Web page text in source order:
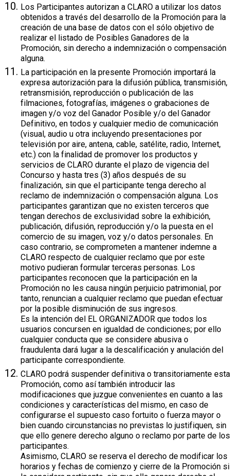
Los Participantes autorizan a CLARO a utilizar los datos
obtenidos a través del desarrollo de la Promoción para la
creación de una base de datos con el sólo objetivo de
realizar el listado de Posibles Ganadores de la
Promoción, sin derecho a indemnización o compensación
alguna.
La participación en la presente Promoción importará la
expresa autorización para la difusión pública, transmisión,
retransmisión, reproducción o publicación de las
filmaciones, fotografías, imágenes o grabaciones de
imagen y/o voz del Ganador Posible y/o del Ganador
Definitivo, en todos y cualquier medio de comunicación
(visual, audio u otra incluyendo presentaciones por
televisión por aire, antena, cable, satélite, radio, Internet,
etc.) con la finalidad de promover los productos y
servicios de CLARO durante el plazo de vigencia del
Concurso y hasta tres (3) años después de su
finalización, sin que el participante tenga derecho al
reclamo de indemnización o compensación alguna. Los
participantes garantizan que no existen terceros que
tengan derechos de exclusividad sobre la exhibición,
publicación, difusión, reproducción y/o la puesta en el
comercio de su imagen, voz y/o datos personales. En
caso contrario, se comprometen a mantener indemne a
CLARO respecto de cualquier reclamo que por este
motivo pudieran formular terceras personas. Los
participantes reconocen que la participación en la
Promoción no les causa ningún perjuicio patrimonial, por
tanto, renuncian a cualquier reclamo que puedan efectuar
por la posible disminución de sus ingresos.
Es la intención del EL ORGANIZADOR que todos los
usuarios concursen en igualdad de condiciones; por ello
cualquier conducta que se considere abusiva o
fraudulenta dará lugar a la descalificación y anulación del
participante correspondiente.
CLARO podrá suspender definitiva o transitoriamente esta
Promoción, como así también introducir las
modificaciones que juzgue convenientes en cuanto a las
condiciones y características del mismo, en caso de
configurarse el supuesto caso fortuito o fuerza mayor o
bien cuando circunstancias no previstas lo justifiquen, sin
que ello genere derecho alguno o reclamo por parte de los
participantes.
Asimismo, CLARO se reserva el derecho de modificar los
horarios y fechas de comienzo y cierre de la Promoción si